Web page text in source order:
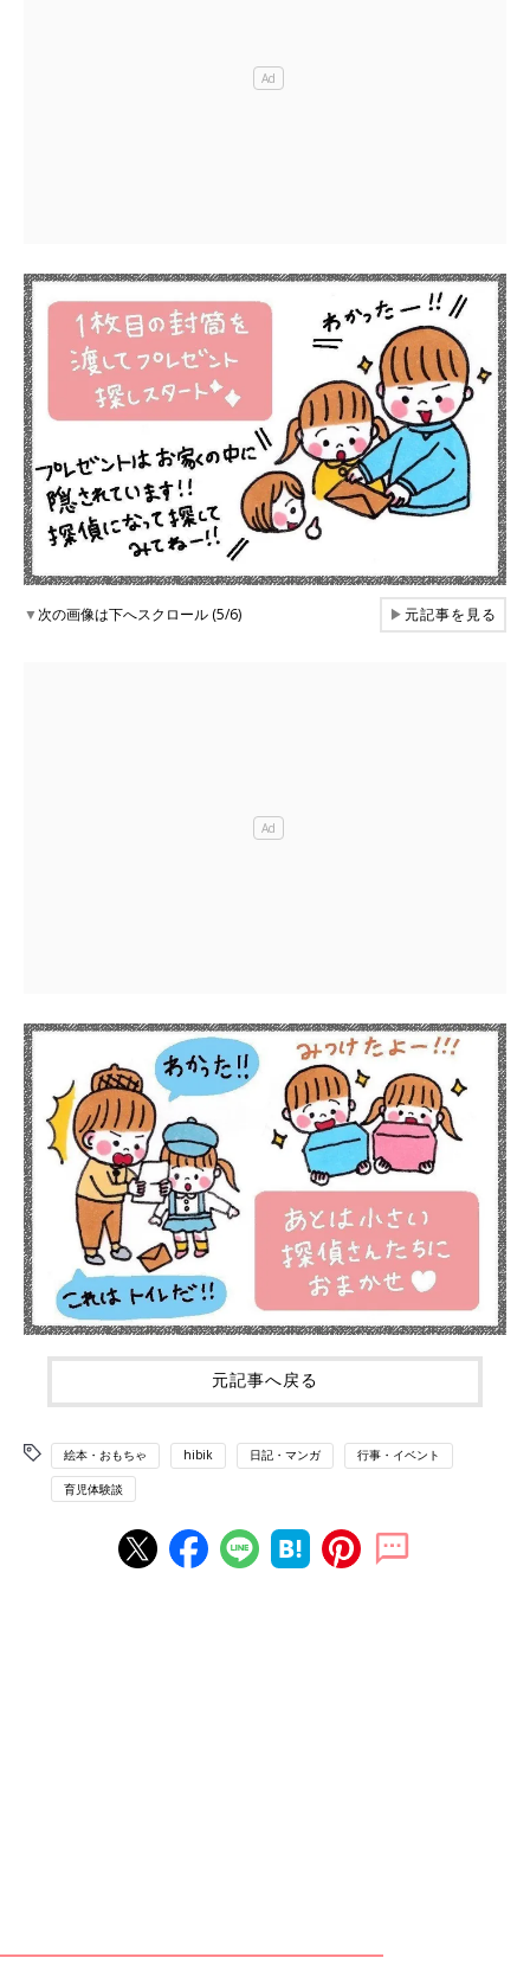
▼次の画像は下へスクロール (5/6) ▶元記事を見る
元記事へ戻る
絵本・おもちゃ hibik 日記・マンガ 行事・イベント
育児体験談